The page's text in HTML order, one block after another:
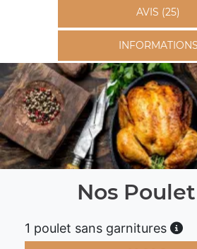
AVIS (25)
INFORMATIONS
Nos
1 poulet sans garnitures